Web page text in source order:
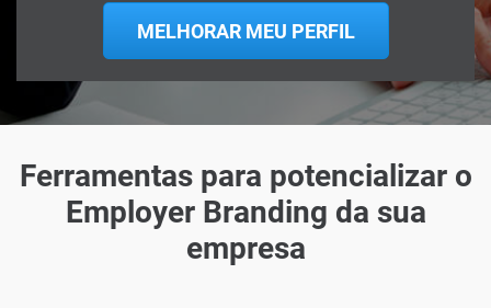
Ferramentas para potencializar o
Employer Branding da sua
empresa